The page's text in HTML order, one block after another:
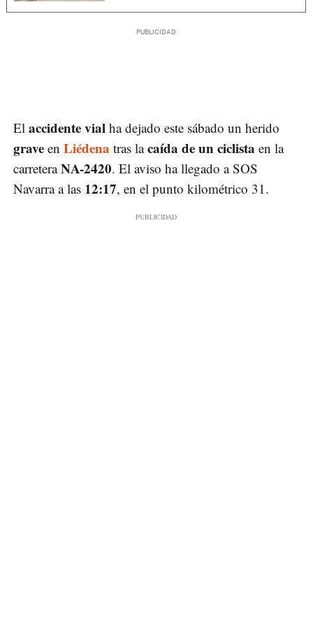
El accidente vial ha dejado este sábado un herido
grave en Liédena tras lacaída de un ciclista en la
carreteraNA-2420. El aviso ha llegado a SOS
Navarra a las 12:17, en el punto kilométrico 31.